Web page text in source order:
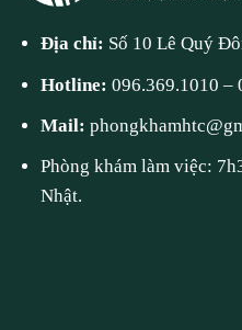
Địa chỉ: Số 10 Lê Quý
Hotline:096.369.1010 –
Mail:
Phòng khám làm việc:
Nhật.